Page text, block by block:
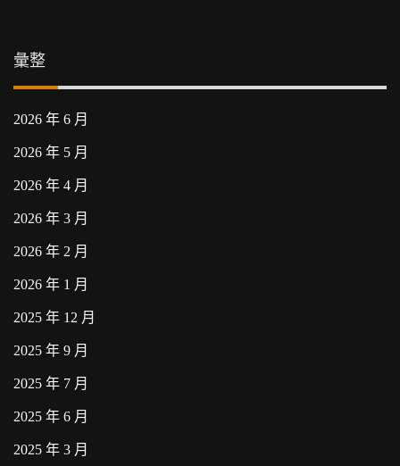
彙整
2026 年 6 月
2026 年 5 月
2026 年 4 月
2026 年 3 月
2026 年 2 月
2026 年 1 月
2025 年 12 月
2025 年 9 月
2025 年 7 月
2025 年 6 月
2025 年 3 月